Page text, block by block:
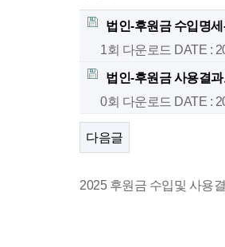
법인-후원금 수입명
1회 다운로드 DATE :
법인-후원금 사용결
0회 다운로드 DATE :
다음글
2025 후원금 수입및 사용